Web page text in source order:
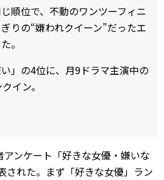
順位で、不動のワンツーフィニ
りの“嫌われクイーン”だったエ
。
」の4位に、月9ドラマ主演中の
イン。
アンケート「好きな女優・嫌いな
された。まず「好きな女優」ラン